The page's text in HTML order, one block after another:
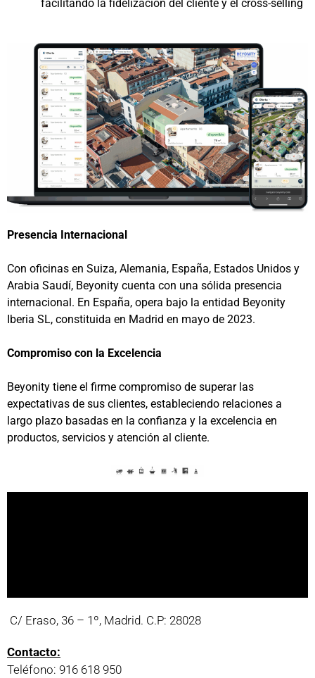
facilitando la fidelización del cliente y el cross-selling
Presencia Internacional
Con oficinas en Suiza, Alemania, España, Estados Unidos y
Arabia Saudí, Beyonity cuenta con una sólida presencia
internacional. En España, opera bajo la entidad Beyonity
Iberia SL, constituida en Madrid en mayo de 2023.
Compromiso con la Excelencia
Beyonity tiene el firme compromiso de superar las
expectativas de sus clientes, estableciendo relaciones a
largo plazo basadas en la confianza y la excelencia en
productos, servicios y atención al cliente.
C/ Eraso, 36 – 1º, Madrid. C.P: 28028
Contacto:
Teléfono: 916 618 950